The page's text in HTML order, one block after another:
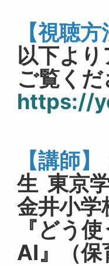
【視聴方
以下よ
ご覧く
https://
【講師】
生 東京
金井小学
『どう
AI』（保